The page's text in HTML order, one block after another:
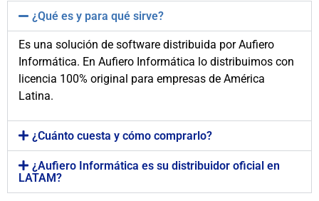
¿Qué es y para qué sirve?
Es una solución de software distribuida por Aufiero
Informática. En Aufiero Informática lo distribuimos con
licencia 100% original para empresas de América
Latina.
¿Cuánto cuesta y cómo comprarlo?
¿Aufiero Informática es su distribuidor oficial​ en
LATAM?